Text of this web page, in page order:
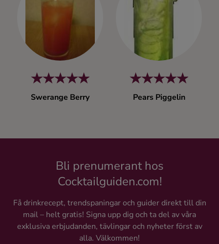
Kaffe
Konjak
Likör
Whisky
Swerange Berry Pears Piggelin
Bli prenumerant hos
Cocktailguiden.com!
Få drinkrecept, trendspaningar och guider direkt till din
mail – helt gratis! Signa upp dig och ta del av våra
exklusiva erbjudanden, tävlingar och nyheter först av
alla. Välkommen!